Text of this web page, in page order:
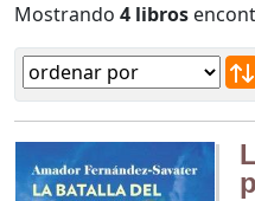
Mostrando 4 libros